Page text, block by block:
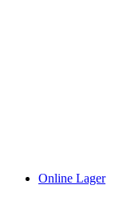
Online Lager